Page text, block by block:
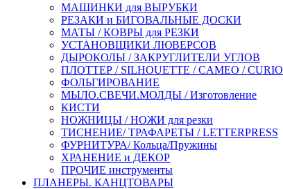
МАШИНКИ для ВЫРУБКИ
РЕЗАКИ и БИГОВАЛЬНЫЕ ДОСКИ
МАТЫ / КОВРЫ для РЕЗКИ
УСТАНОВЩИКИ ЛЮВЕРСОВ
ДЫРОКОЛЫ / ЗАКРУГЛИТЕЛИ УГЛОВ
ПЛОТТЕР / SILHOUETTE / CAMEO / CURIO
ФОЛЬГИРОВАНИЕ
МЫЛО.СВЕЧИ.МОЛДЫ / Изготовление
КИСТИ
НОЖНИЦЫ / НОЖИ для резки
ТИСНЕНИЕ/ ТРАФАРЕТЫ / LETTERPRESS
ФУРНИТУРА/ Кольца/Пружины
ХРАНЕНИЕ и ДЕКОР
ПРОЧИЕ инструменты
ПЛАНЕРЫ. КАНЦТОВАРЫ